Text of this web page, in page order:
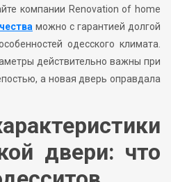
компании Renovation of home
можно с гарантией долгой
одесского климата.
действительно важны при
а новая дверь оправдала
двери: что